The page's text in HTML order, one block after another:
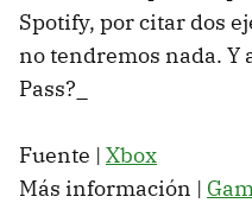
Spotify, por citar dos
no tendremos nada. Y
Pass?_
Fuente | Xbox
Más información |